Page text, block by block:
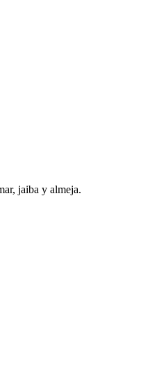
jaiba y almeja.